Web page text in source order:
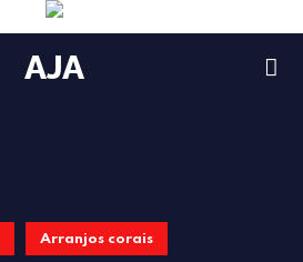
AJA
Arranjos corais